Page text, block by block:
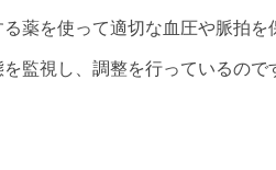
薬を使って適切な血圧や脈拍を
監視し、調整を行っているので